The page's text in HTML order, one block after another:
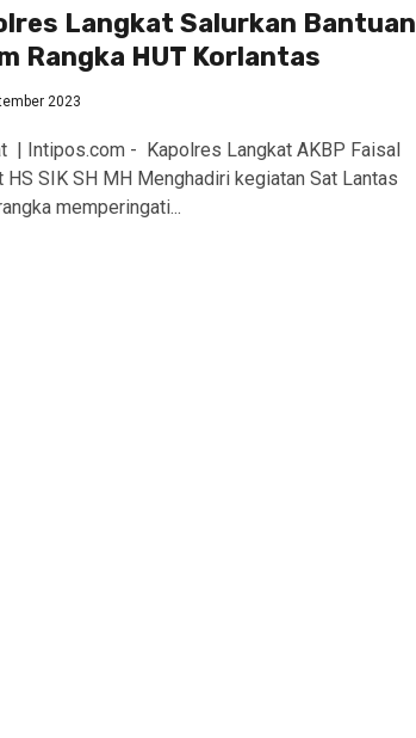
Langkat Salurkan Bantuan
Rangka HUT Korlantas
2023
| Intipos.com - Kapolres Langkat AKBP Faisal
HS SIK SH MH Menghadiri kegiatan Sat Lantas
memperingati...